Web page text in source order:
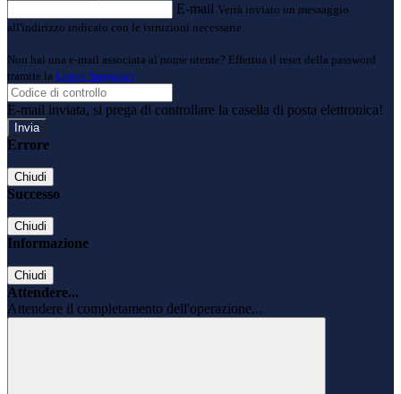
E-mail Verrà inviato un messaggio
all'indirizzo indicato con le istruzioni necessarie.
Non hai una e-mail associata al nome utente? Effettua il reset della password
tramite la Login Spaggiari
E-mail inviata, si prega di controllare la casella di posta elettronica!
Errore
Chiudi
Successo
Chiudi
Informazione
Chiudi
Attendere...
Attendere il completamento dell'operazione...